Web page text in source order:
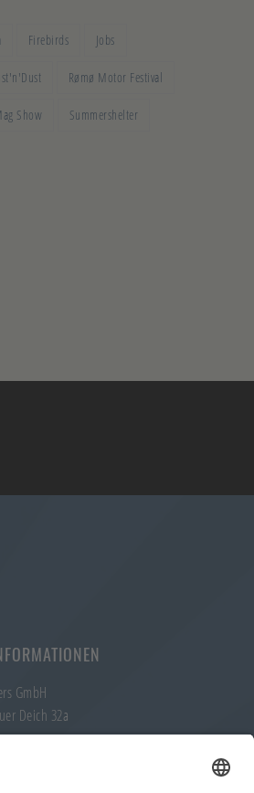
Firebirds Jobs
Rømø Motor Festival
Show Summershelter
GmbH
Deich 32a